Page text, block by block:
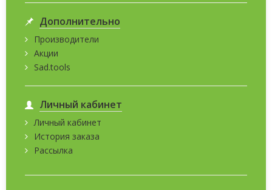
Дополнительно
Производители
Акции
Sad.tools
Личный кабинет
Личный кабинет
История заказа
Рассылка